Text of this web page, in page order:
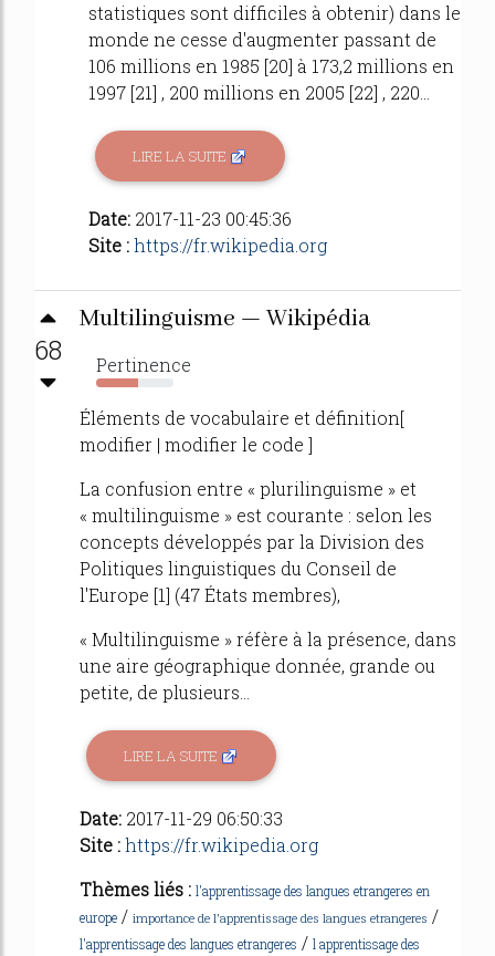
statistiques sont difficiles à obtenir) dans le
monde ne cesse d'augmenter passant de
106 millions en 1985 [20] à 173,2 millions en
1997 [21] , 200 millions en 2005 [22] , 220...
LIRE LA SUITE
Date: 2017-11-23 00:45:36
Site :https://fr.wikipedia.org
68
Multilinguisme — Wikipédia
Pertinence
54%
Éléments de vocabulaire et définition[
modifier | modifier le code ]
La confusion entre « plurilinguisme » et
« multilinguisme » est courante : selon les
concepts développés par la Division des
Politiques linguistiques du Conseil de
l'Europe [1] (47 États membres),
« Multilinguisme » réfère à la présence, dans
une aire géographique donnée, grande ou
petite, de plusieurs...
LIRE LA SUITE
Date: 2017-11-29 06:50:33
Site :https://fr.wikipedia.org
Thèmes liés : l'apprentissage des langues etrangeres en
europe / importance de l'apprentissage des langues etrangeres /
l'apprentissage des langues etrangeres / l apprentissage des